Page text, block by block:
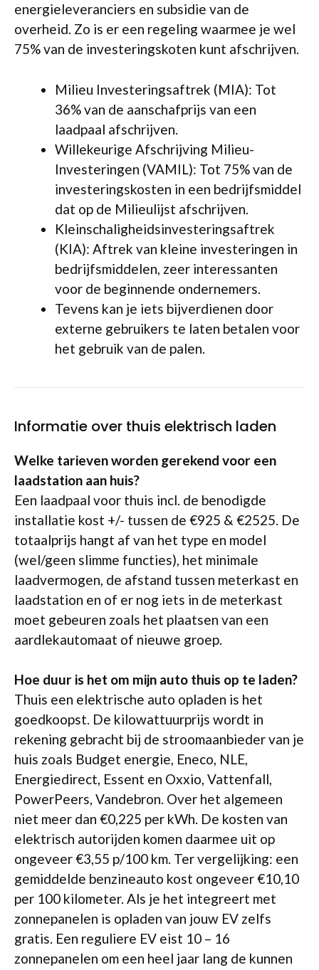
energieleveranciers en subsidie van de
overheid. Zo is er een regeling waarmee je wel
75% van de investeringskoten kunt afschrijven.
Milieu Investeringsaftrek (MIA): Tot
36% van de aanschafprijs van een
laadpaal afschrijven.
Willekeurige Afschrijving Milieu-
Investeringen (VAMIL): Tot 75% van de
investeringskosten in een bedrijfsmiddel
dat op de Milieulijst afschrijven.
Kleinschaligheidsinvesteringsaftrek
(KIA): Aftrek van kleine investeringen in
bedrijfsmiddelen, zeer interessanten
voor de beginnende ondernemers.
Tevens kan je iets bijverdienen door
externe gebruikers te laten betalen voor
het gebruik van de palen.
Informatie over thuis elektrisch laden
Welke tarieven worden gerekend voor een
laadstation aan huis?
Een laadpaal voor thuis incl. de benodigde
installatie kost +/- tussen de €925 & €2525. De
totaalprijs hangt af van het type en model
(wel/geen slimme functies), het minimale
laadvermogen, de afstand tussen meterkast en
laadstation en of er nog iets in de meterkast
moet gebeuren zoals het plaatsen van een
aardlekautomaat of nieuwe groep.
Hoe duur is het om mijn auto thuis op te laden?
Thuis een elektrische auto opladen is het
goedkoopst. De kilowattuurprijs wordt in
rekening gebracht bij de stroomaanbieder van je
huis zoals Budget energie, Eneco, NLE,
Energiedirect, Essent en Oxxio, Vattenfall,
PowerPeers, Vandebron. Over het algemeen
niet meer dan €0,225 per kWh. De kosten van
elektrisch autorijden komen daarmee uit op
ongeveer €3,55 p/100 km. Ter vergelijking: een
gemiddelde benzineauto kost ongeveer €10,10
per 100 kilometer. Als je het integreert met
zonnepanelen is opladen van jouw EV zelfs
gratis. Een reguliere EV eist 10 – 16
zonnepanelen om een heel jaar lang de kunnen